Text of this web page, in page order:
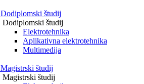
Dodiplomski študij
Dodiplomski študij
Elektrotehnika
Aplikativna elektrotehnika
Multimedija
Magistrski študij
Magistrski študij